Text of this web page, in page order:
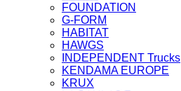
FOUNDATION
G-FORM
HABITAT
HAWGS
INDEPENDENT Trucks
KENDAMA EUROPE
KRUX